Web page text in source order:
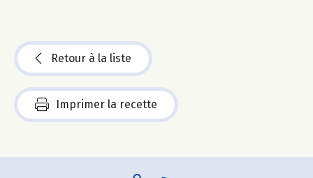
Retour à la liste
Imprimer la recette